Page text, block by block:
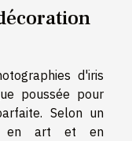
d'iris
poussée pour
Selon un
en art et en